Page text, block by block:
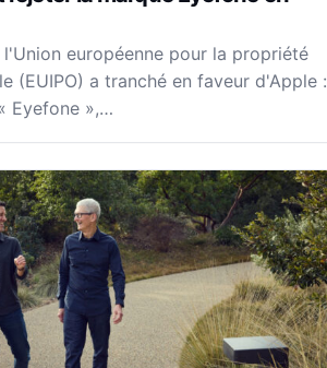
européenne pour la propriété
(EUIPO) a tranché en faveur d'Apple :
Eyefone »,…